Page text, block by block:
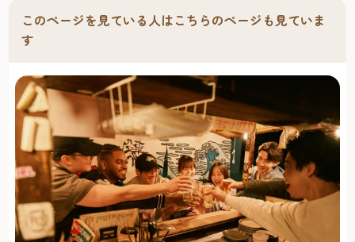
このページを見ている人はこちらのページも見ていま
す